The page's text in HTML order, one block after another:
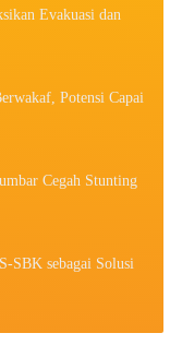
Evakuasi dan
Potensi Capai
Cegah Stunting
SBK sebagai Solusi